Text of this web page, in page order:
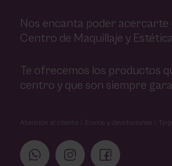
Nos encanta poder acercarte
Centro de Maquillaje y
Te ofrecemos los productos
centro y que son siempre
Atención al cliente Envíos y devoluciones